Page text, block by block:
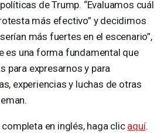
de Trump. “Evaluamos cuál
más efectivo” y decidimos
más fuertes en el escenario”,
es una forma fundamental que
para expresarnos y para
experiencias y luchas de otras
en inglés, haga clicaquí.